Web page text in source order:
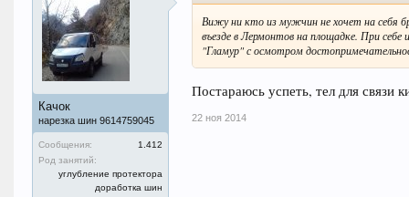
Качок
нарезка шин 9614759045
Сообщения:
1.412
Род занятий:
углубление протектора
доработка шин
Вижу ни кто из мужчин не хочет на себя
въезде в Лермонтов на площадке. При
"Гламур" с осмотром
Постараюсь успеть, тел для связи
22 ноя 2014